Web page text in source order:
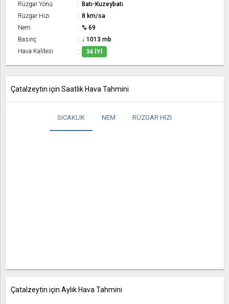
Rüzgar Yönü
Batı-Kuzeybatı
Rüzgar Hızı
8 km/sa
Nem
% 69
Basınç
↓ 1013 mb
Hava Kalitesi
34 İYI
Çatalzeytin için Saatlik Hava Tahmini
SICAKLIK NEM RÜZGAR HIZI
Çatalzeytin için Aylık Hava Tahmini